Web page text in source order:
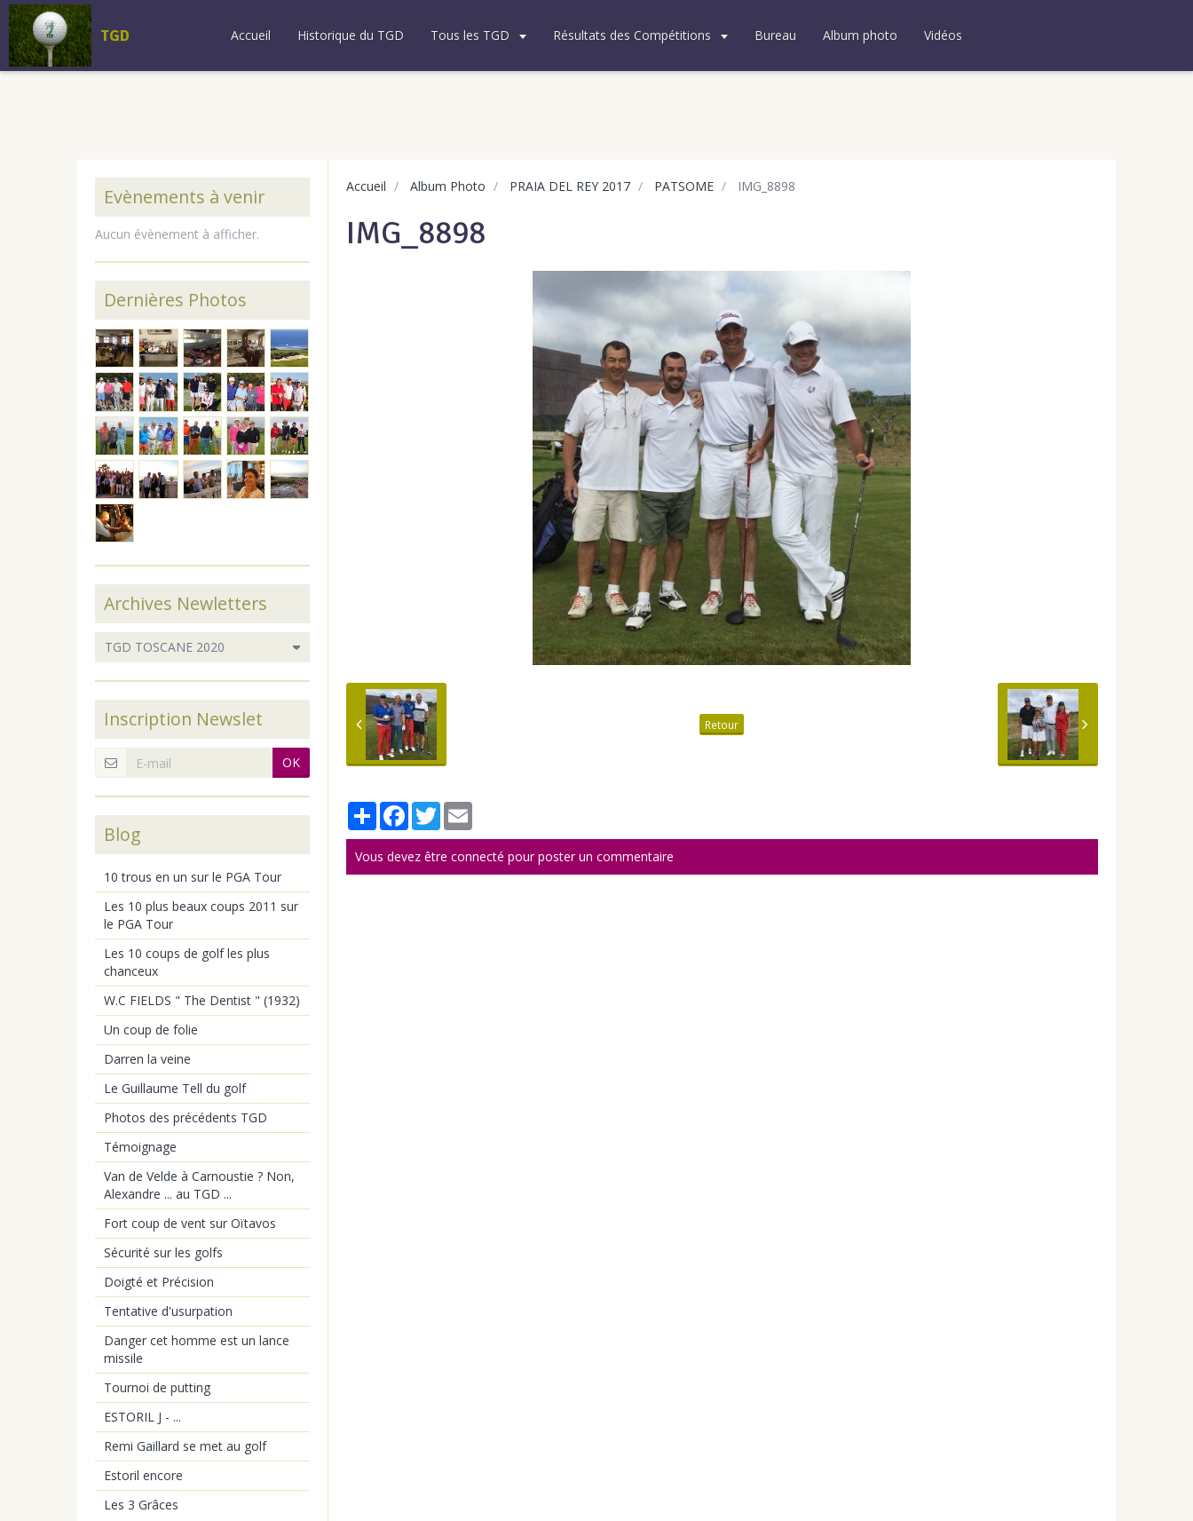
TGD Accueil Historique du TGD Tous les TGD Résultats des Compétitions Bureau Album photo Vidéos
Accueil Album Photo PRAIA DEL REY 2017 PATSOME IMG_8898
IMG_8898
Retour
PartagerFacebook
TwitterEmail
Vous devez être connecté pour poster un commentaire
Evènements à venir
Aucun évènement à afficher.
Dernières Photos
Archives Newletters
Inscription Newslet
OK
Blog
10 trous en un sur le PGA Tour
Les 10 plus beaux coups 2011 sur
le PGA Tour
Les 10 coups de golf les plus
chanceux
W.C FIELDS " The Dentist " (1932)
Un coup de folie
Darren la veine
Le Guillaume Tell du golf
Photos des précédents TGD
Témoignage
Van de Velde à Carnoustie ? Non,
Alexandre ... au TGD ...
Fort coup de vent sur Oïtavos
Sécurité sur les golfs
Doigté et Précision
Tentative d'usurpation
Danger cet homme est un lance
missile
Tournoi de putting
ESTORIL J - ...
Remi Gaillard se met au golf
Estoril encore
Les 3 Grâces